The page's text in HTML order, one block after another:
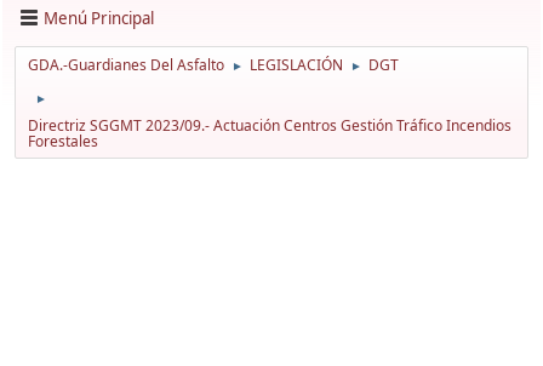
Menú Principal
GDA.-Guardianes Del Asfalto ► LEGISLACIÓN ► DGT
►
Directriz SGGMT 2023/09.- Actuación Centros Gestión Tráfico Incendios
Forestales